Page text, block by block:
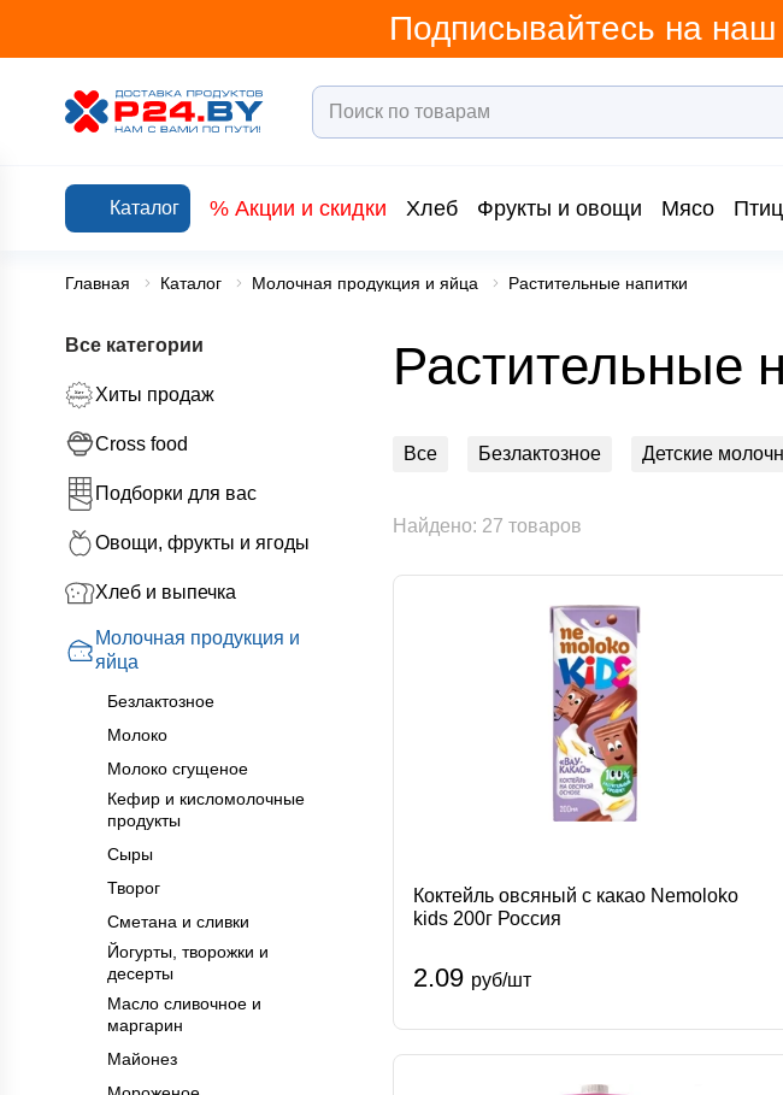
Подписывайтесь на
Каталог % Акции и скидки Хлеб Фрукты и овощи Мясо
Главная Каталог Молочная продукция и яйца Растительные напитки
Все категории
Хиты продаж
Cross food
Подборки для вас
Овощи, фрукты и ягоды
Хлеб и выпечка
Молочная продукция и
яйца
Безлактозное
Молоко
Молоко сгущеное
Кефир и кисломолочные
продукты
Сыры
Творог
Сметана и сливки
Йогурты, творожки и
десерты
Масло сливочное и
маргарин
Майонез
Растительные
Все Безлактозное Детские
Найдено: 27 товаров
Коктейль овсяный с какао Nemoloko
kids 200г Россия
2.09 руб/шт